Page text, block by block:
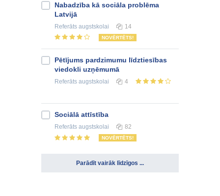
Nabadzība kā sociāla problēma
Latvijā
Referāts augstskolai 14
NOVĒRTĒTS!
Pētījums pardzimumu līdztiesības
viedokli uzņēmumā
Referāts augstskolai 4
Sociālā attīstība
Referāts augstskolai 82
NOVĒRTĒTS!
Parādīt vairāk līdzīgos ...